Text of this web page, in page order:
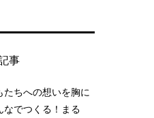
事
たちへの想いを胸に
なでつくる！まる